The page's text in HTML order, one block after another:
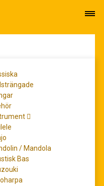
/ Mandola
Bas